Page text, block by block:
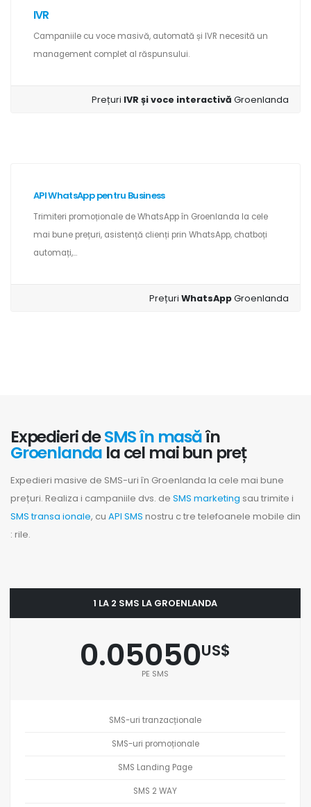
IVR
Campaniile cu voce masivă, automată și IVR necesită un
management complet al răspunsului.
Prețuri IVR și voce interactivăGroenlanda
API WhatsApp pentru Business
Trimiteri promoționale de WhatsApp în Groenlanda la cele
mai bune prețuri, asistență clienți prin WhatsApp, chatboți
automați,...
PrețuriWhatsAppGroenlanda
Expedieri deSMS în masăîn
Groenlanda la cel mai bun preț
Expedieri masive de SMS-uri în Groenlanda la cele mai bune
prețuri. Realiza i campaniile dvs. de SMS marketing sau trimite i
SMS transa ionale, cu API SMS nostru c tre telefoanele mobile din
: rile.
1 LA 2 SMS LA GROENLANDA
0.05050US$
PE SMS
SMS-uri tranzacționale
SMS-uri promoționale
SMS Landing Page
SMS 2 WAY